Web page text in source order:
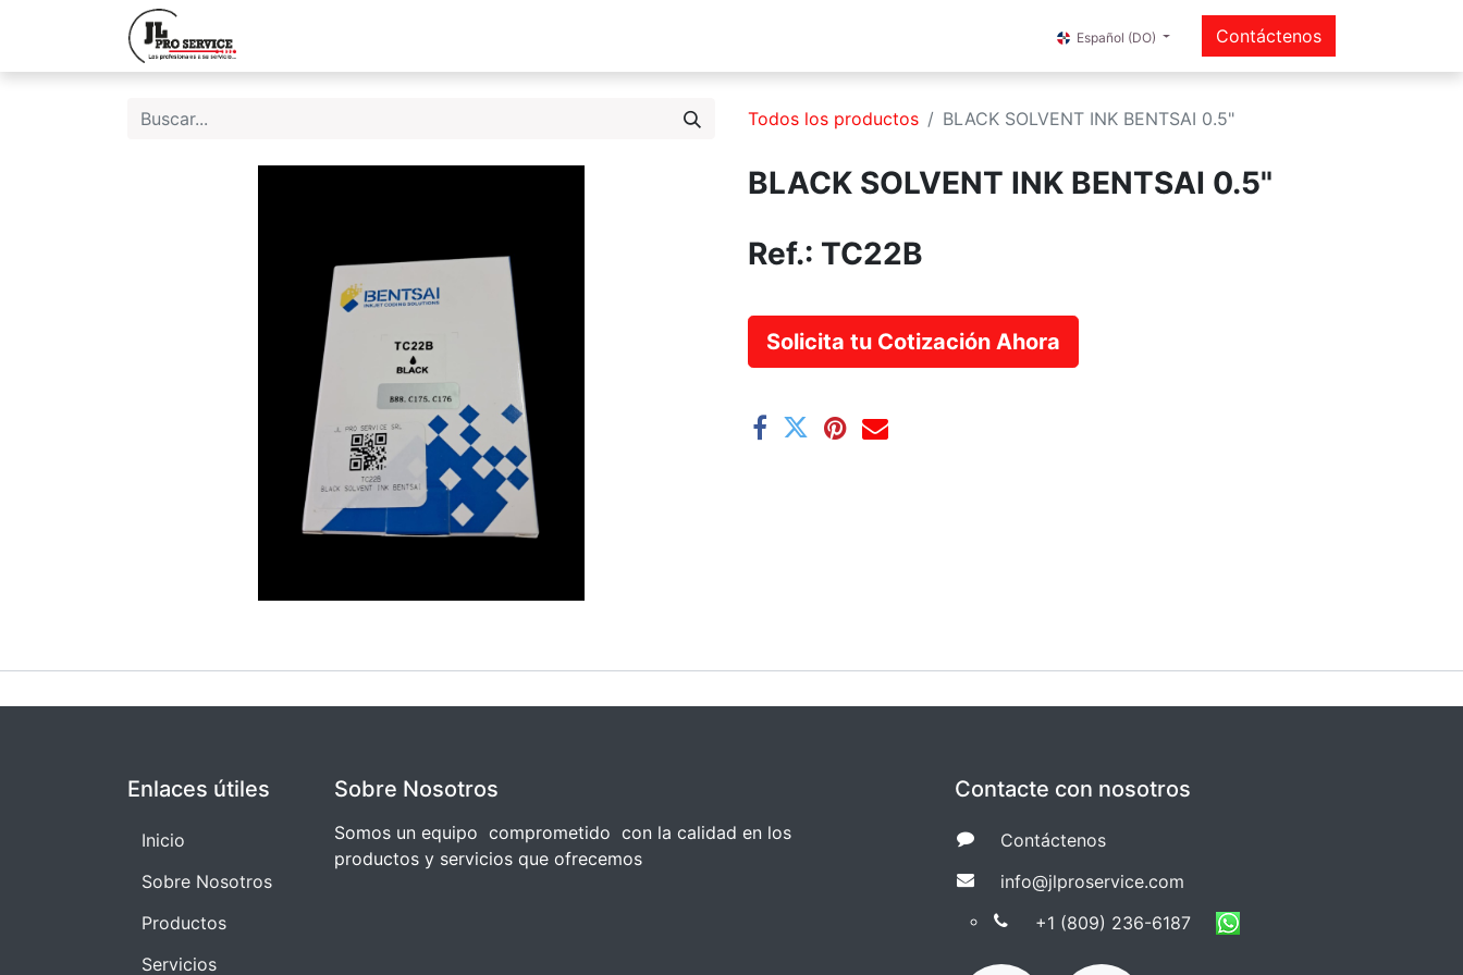
Español (DO) Contáctenos
Todos los productos BLACK SOLVENT INK BENTSAI 0.5"
BLACK SOLVENT INK BENTSAI 0.5"
Ref.: TC22B
Solicita tu Cotización Ahora
Enlaces útiles
I​​nicio
Sobre Nosotros
Productos
Servicios
Sobre Nosotros
Somos un equipo comprometido con la calidad en los
productos y servicios que ofrecemos
Contacte con nosotros
Co​​ntáctenos
info@jlproservice.com
+1 (809) 236-61​​87